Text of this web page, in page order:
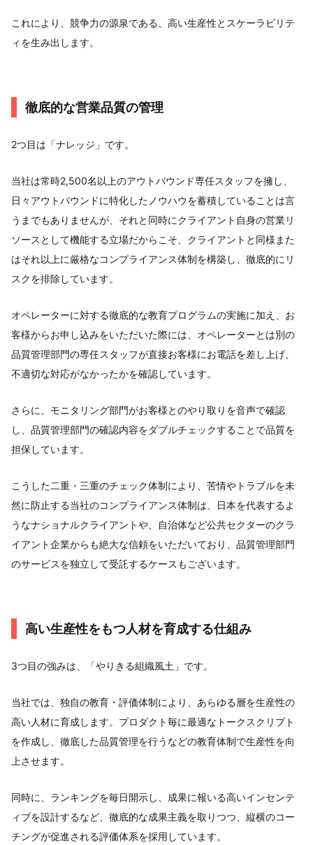
これにより、競争力の源泉である、高い生産性とスケーラビリテ
ィを生み出します。
徹底的な営業品質の管理
2つ目は「ナレッジ」です。
当社は常時2,500名以上のアウトバウンド専任スタッフを擁し、
日々アウトバウンドに特化したノウハウを蓄積していることは言
うまでもありませんが、それと同時にクライアント自身の営業リ
ソースとして機能する立場だからこそ、クライアントと同様また
はそれ以上に厳格なコンプライアンス体制を構築し、徹底的にリ
スクを排除しています。
オペレーターに対する徹底的な教育プログラムの実施に加え、お
客様からお申し込みをいただいた際には、オペレーターとは別の
品質管理部門の専任スタッフが直接お客様にお電話を差し上げ、
不適切な対応がなかったかを確認しています。
さらに、モニタリング部門がお客様とのやり取りを音声で確認
し、品質管理部門の確認内容をダブルチェックすることで品質を
担保しています。
こうした二重・三重のチェック体制により、苦情やトラブルを未
然に防止する当社のコンプライアンス体制は、日本を代表するよ
うなナショナルクライアントや、自治体など公共セクターのクラ
イアント企業からも絶大な信頼をいただいており、品質管理部門
のサービスを独立して受託するケースもございます。
高い生産性をもつ人材を育成する仕組み
3つ目の強みは、「やりきる組織風土」です。
当社では、独自の教育・評価体制により、あらゆる層を生産性の
高い人材に育成します。プロダクト毎に最適なトークスクリプト
を作成し、徹底した品質管理を行うなどの教育体制で生産性を向
上させます。
同時に、ランキングを毎日開示し、成果に報いる高いインセンテ
ィブを設計するなど、徹底的な成果主義を取りつつ、縦横のコー
チングが促進される評価体系を採用しています。